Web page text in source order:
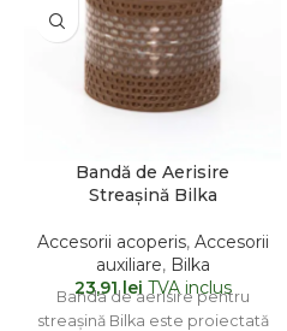
Bandă de Aerisire
Streașină Bilka
Accesorii acoperis, Accesorii
auxiliare, Bilka
23,91lei TVA inclus
Banda de aerisire pentru
streașină Bilka este proiectată